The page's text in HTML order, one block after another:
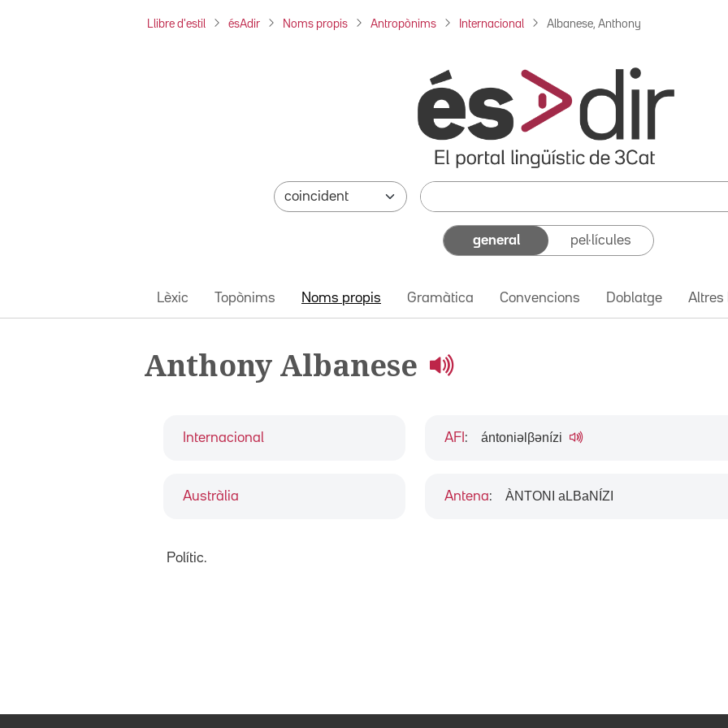
Llibre d'estil ésAdir Noms propis Antropònims Internacional Albanese, Anthony
general pel·lícules
Lèxic Topònims Noms propis Gramàtica Convencions Doblatge Altres
Anthony Albanese
Internacional
Austràlia
AFI : ántoniəlβənízi
Antena: ÀNTONI aLBaNÍZI
Polític.